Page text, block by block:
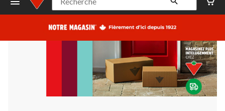
Leduc,
AB,
courament
Fermeture
à
22:00
cliquer
pour
changer
Recherche